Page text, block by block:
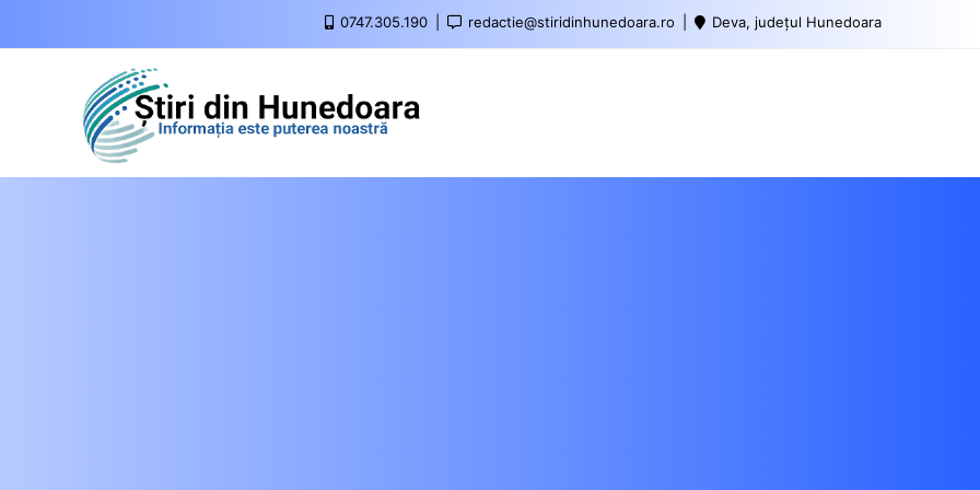
0747.305.190 redactie@stiridinhunedoara.ro Deva, județul Hunedoara